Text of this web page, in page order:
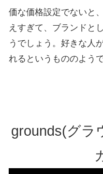
価な価格設定でないと
えすぎて、ブランドと
うでしょう。好きな人
れるというもののようで
grounds(グラ